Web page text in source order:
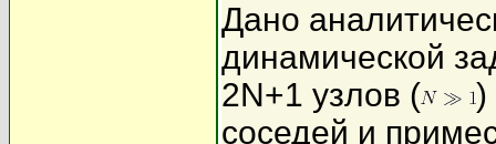
Дано
динамической
2N+1 узлов (
)
соседей и